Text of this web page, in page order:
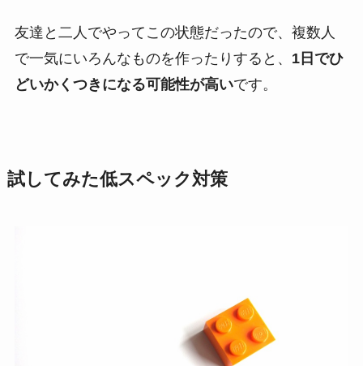
友達と二人でやってこの状態だったので、複数人
で一気にいろんなものを作ったりすると、 1日でひ
どいかくつきになる可能性が高いです。
試してみた低スペック対策